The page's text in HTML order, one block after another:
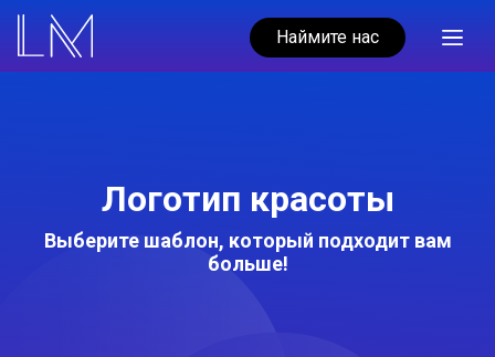
Наймите нас
Логотип красоты
Выберите шаблон, который подходит вам
больше!